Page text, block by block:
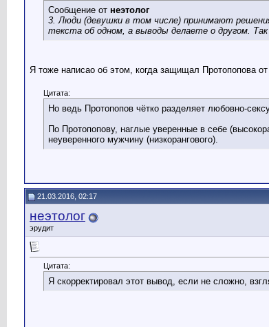
Сообщение от неэтолог
3. Люди (девушки в том числе) принимают
текста об одном, а выводы делаете о другом.
Я тоже написао об этом, когда защищал Протопопова
Цитата:
Но ведь Протопопов чётко разделяет любовно-
По Протопопову, наглые уверенные в себе
неуверенного мужчину (низкорангового).
21.03.2016, 02:17
неэтолог
эрудит
Цитата:
Я скорректировал этот вывод, если не сложно,